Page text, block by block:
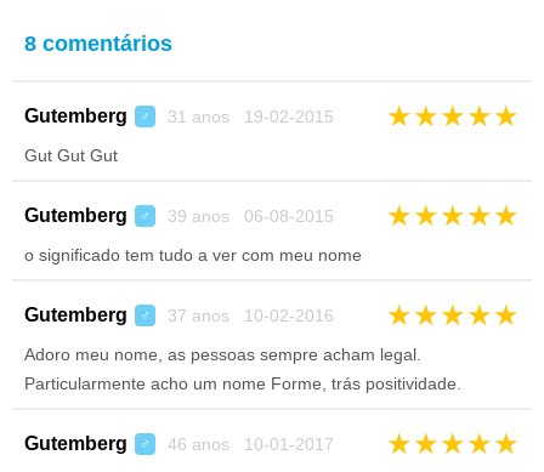
8 comentários
Gutemberg ♂ 31 anos 19-02-2015 ★★★★★
Gut Gut Gut
Gutemberg ♂ 39 anos 06-08-2015 ★★★★★
o significado tem tudo a ver com meu nome
Gutemberg ♂ 37 anos 10-02-2016 ★★★★★
Adoro meu nome, as pessoas sempre acham legal.
Particularmente acho um nome Forme, trás positividade.
Gutemberg ♂ 46 anos 10-01-2017 ★★★★★